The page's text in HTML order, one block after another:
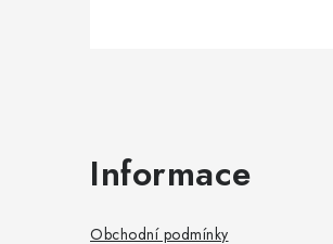
Informace
Obchodní podmínky